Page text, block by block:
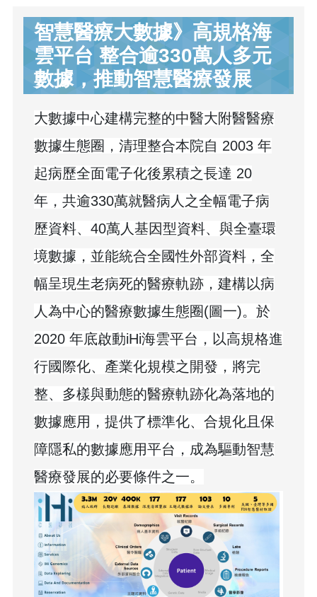
智慧醫療大數據》高規格海
雲平台 整合逾330萬人多元
數據，推動智慧醫療發展
大數據中心建構完整的中醫大附醫醫療
數據生態圈，清理整合本院自 2003 年
起病歷全面電子化後累積之長達 20
年，共逾330萬就醫病人之全幅電子病
歷資料、40萬人基因型資料、與全臺環
境數據，並能統合全國性外部資料，全
幅呈現生老病死的醫療軌跡，建構以病
人為中心的醫療數據生態圈(圖一)。於
2020 年底啟動iHi海雲平台，以高規格進
行國際化、產業化規模之開發，將完
整、多樣與動態的醫療軌跡化為落地的
數據應用，提供了標準化、合規化且保
障隱私的數據應用平台，成為驅動智慧
醫療發展的必要條件之一。